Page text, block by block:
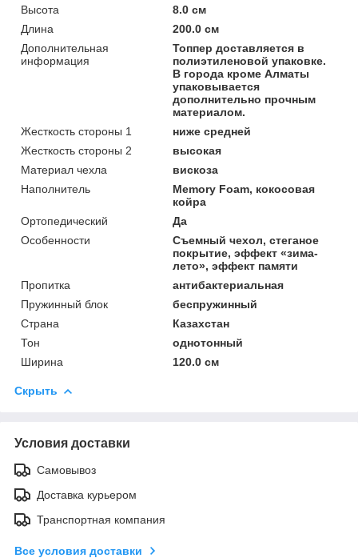
Высота
8.0 см
Длина
200.0 см
Дополнительная
информация
Топпер доставляется в
полиэтиленовой упаковке.
В города кроме Алматы
упаковывается
дополнительно прочным
материалом.
Жесткость стороны 1
ниже средней
Жесткость стороны 2
высокая
Материал чехла
вискоза
Наполнитель
Memory Foam, кокосовая
койра
Ортопедический
Да
Особенности
Съемный чехол, стеганое
покрытие, эффект «зима-
лето», эффект памяти
Пропитка
антибактериальная
Пружинный блок
беспружинный
Страна
Казахстан
Тон
однотонный
Ширина
120.0 см
Скрыть
Условия доставки
Самовывоз
Доставка курьером
Транспортная компания
Все условия доставки